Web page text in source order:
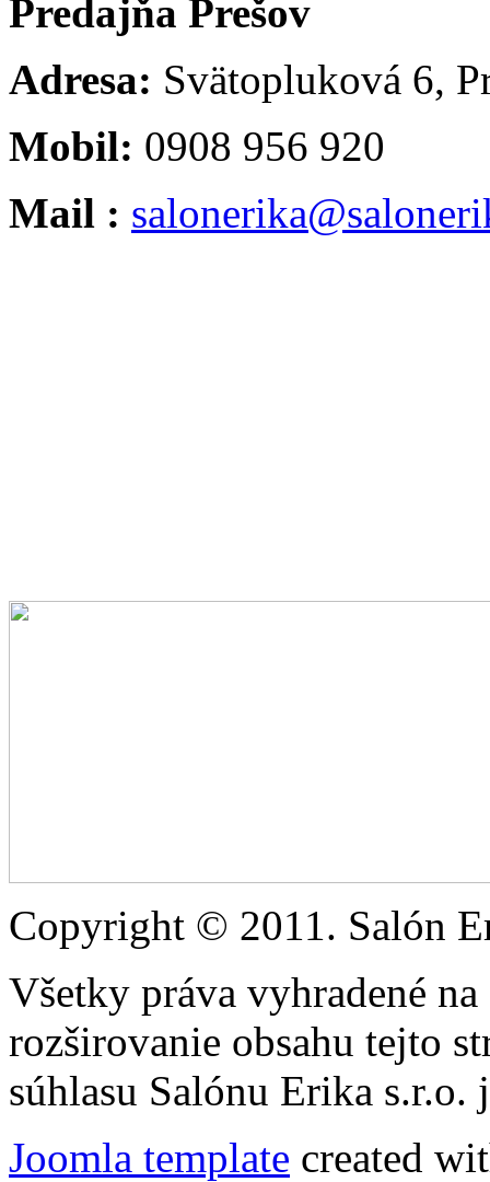
Predajňa Prešov
Adresa: Svätopluková 6,
Mobil: 0908 956 920
Mail :
Copyright © 2011. Salón
Všetky práva vyhradené
rozširovanie obsahu tejto
súhlasu Salónu Erika s.r.o.
Joomla template created